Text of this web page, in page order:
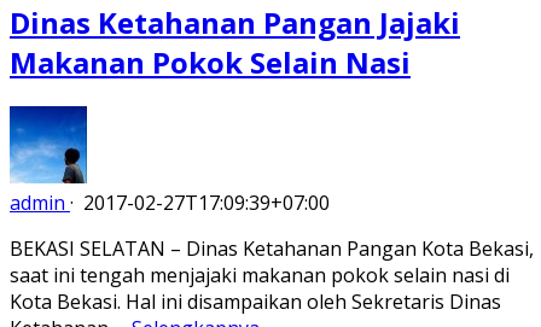
Dinas Ketahanan Pangan Jajaki
Makanan Pokok Selain Nasi
admin · 2017-02-27T17:09:39+07:00
BEKASI SELATAN – Dinas Ketahanan Pangan Kota Bekasi,
saat ini tengah menjajaki makanan pokok selain nasi di
Kota Bekasi. Hal ini disampaikan oleh Sekretaris Dinas